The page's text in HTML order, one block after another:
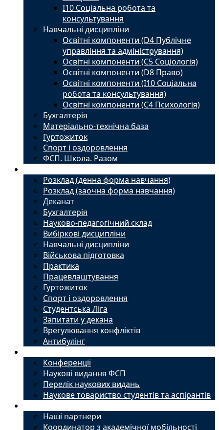
I10 Соціальна робота та
консультування
Навчальні дисципліни
Освітні компоненти (D4 Публічне
управління та адміністрування)
Освітні компоненти (С5 Соціологія)
Освітні компоненти (D8 Право)
Освітні компоненти (I10 Соціальна
робота та консультування)
Освітні компоненти (С4 Психологія)
Бухгалтерія
Матеріально-технічна база
Гуртожиток
Спорт і оздоровлення
ФСП. Школа. Разом
Розклад (денна форма навчання)
Розклад (заочна форма навчання)
Деканат
Бухгалтерія
Науково-педагогічний склад
Вибіркові дисципліни
Навчальні дисципліни
Військова підготовка
Практика
Працевлаштування
Гуртожиток
Спорт і оздоровлення
Студентська Ліга
Запитати у декана
Врегулювання конфліктів
Антибулінг
Конференції
Наукові видання ФСП
Перелік наукових видань
Наукове товариство студентів та аспірантів
Наші партнери
Координатор з академічної мобільності